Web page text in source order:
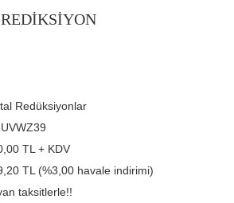
Redüksiyonlar
TL + KDV
TL (%3,00 havale indirimi)
taksitlerle!!